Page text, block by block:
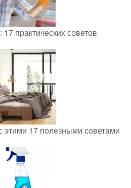
практических советов
этими 17 полезными советами